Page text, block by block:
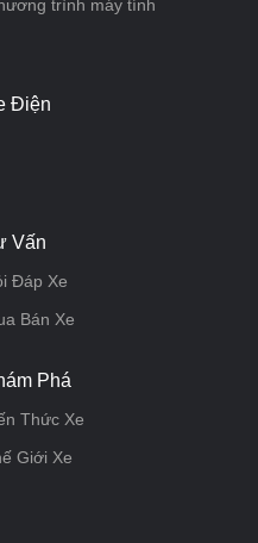
trình máy tính
Điện
Vấn
Đáp Xe
Bán Xe
Phá
Thức Xe
Giới Xe